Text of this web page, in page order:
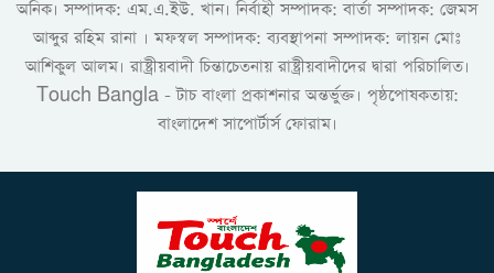
অনিক। সম্পাদক: এম.এ.ইউ. খান। নির্বাহী সম্পাদক: বার্তা সম্পাদক: জেমস
আব্দুর রহিম রানা । মফস্বল সম্পাদক: ব্যবস্থাপনা সম্পাদক: লায়ন মোঃ
আশিকুল আলম। রাষ্ট্রীয়বাদী চিন্তাচেতনায় রাষ্ট্রীয়বাদীদের দ্বারা পরিচালিত।
Touch Bangla - টাচ বাংলা প্রকাশনার অন্তর্ভুক্ত। পৃষ্ঠপোষকতায়:
বাংলাদেশ সাপোর্টার্স ফোরাম।